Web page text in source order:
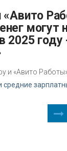
могут
2025 году
и «Авито
средние